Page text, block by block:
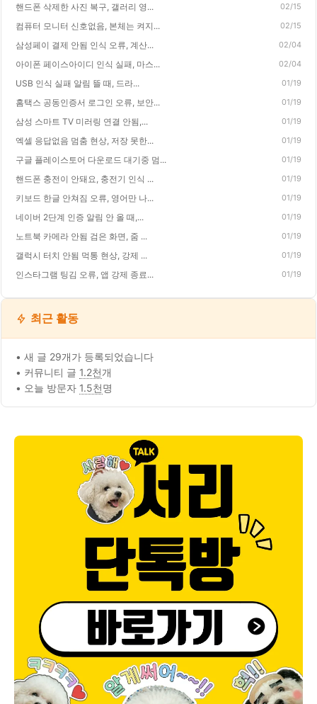
핸드폰 삭제한 사진 복구, 갤러리 영... 02/15
컴퓨터 모니터 신호없음, 본체는 켜지... 02/15
삼성페이 결제 안됨 인식 오류, 계산... 02/04
아이폰 페이스아이디 인식 실패, 마스... 02/04
USB 인식 실패 알림 뜰 때, 드라... 01/19
홈택스 공동인증서 로그인 오류, 보안... 01/19
삼성 스마트 TV 미러링 연결 안됨,... 01/19
엑셀 응답없음 멈춤 현상, 저장 못한... 01/19
구글 플레이스토어 다운로드 대기중 멈... 01/19
핸드폰 충전이 안돼요, 충전기 인식 ... 01/19
키보드 한글 안쳐짐 오류, 영어만 나... 01/19
네이버 2단계 인증 알림 안 올 때,... 01/19
노트북 카메라 안됨 검은 화면, 줌 ... 01/19
갤럭시 터치 안됨 먹통 현상, 강제 ... 01/19
인스타그램 팅김 오류, 앱 강제 종료... 01/19
최근 활동
• 새 글 29개가 등록되었습니다
• 커뮤니티 글 1.2천개
• 오늘 방문자 1.5천명